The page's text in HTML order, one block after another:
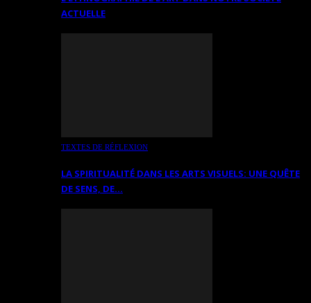
ACTUELLE
TEXTES DE RÉFLEXION
LA SPIRITUALITÉ DANS LES ARTS VISUELS: UNE QUÊTE
DE SENS, DE…